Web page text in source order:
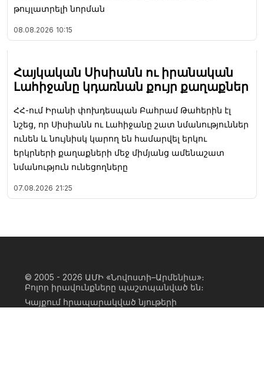
թույլատրելի նորման
08.08.2026 10:15
Հայկական Սիսիանն ու իրանական
Լահիջանը կդառնան քույր քաղաքներ
ՀՀ-ում Իրանի փոխդեսպան Բահրամ Թահերին էլ
նշեց, որ Սիսիանն ու Լահիջանը շատ նմանություններ
ունեն և նույնիսկ կարող են համարվել երկու
երկրների քաղաքների մեջ միմյանց ամենաշատ
նմանություն ունեցողները
07.08.2026 21:25
© 2005 - 2026 ԱՄԻ «Նովոստի–Արմենիա»։
Բոլոր իրավունքները պաշտպանված են։
Կայքում հրապարակված նյութերի